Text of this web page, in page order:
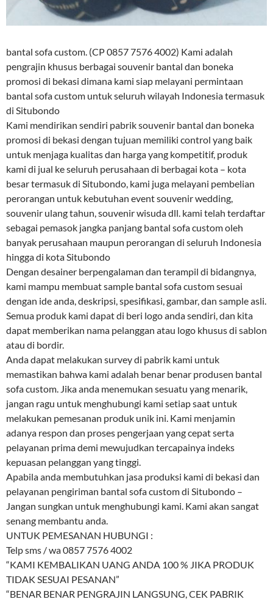
bantal sofa custom. (CP 0857 7576 4002) Kami adalah
pengrajin khusus berbagai souvenir bantal dan boneka
promosi di bekasi dimana kami siap melayani permintaan
bantal sofa custom untuk seluruh wilayah Indonesia termasuk
di Situbondo
Kami mendirikan sendiri pabrik souvenir bantal dan boneka
promosi di bekasi dengan tujuan memiliki control yang baik
untuk menjaga kualitas dan harga yang kompetitif, produk
kami di jual ke seluruh perusahaan di berbagai kota – kota
besar termasuk di Situbondo, kami juga melayani pembelian
perorangan untuk kebutuhan event souvenir wedding,
souvenir ulang tahun, souvenir wisuda dll. kami telah terdaftar
sebagai pemasok jangka panjang bantal sofa custom oleh
banyak perusahaan maupun perorangan di seluruh Indonesia
hingga di kota Situbondo
Dengan desainer berpengalaman dan terampil di bidangnya,
kami mampu membuat sample bantal sofa custom sesuai
dengan ide anda, deskripsi, spesifikasi, gambar, dan sample asli.
Semua produk kami dapat di beri logo anda sendiri, dan kita
dapat memberikan nama pelanggan atau logo khusus di sablon
atau di bordir.
Anda dapat melakukan survey di pabrik kami untuk
memastikan bahwa kami adalah benar benar produsen bantal
sofa custom. Jika anda menemukan sesuatu yang menarik,
jangan ragu untuk menghubungi kami setiap saat untuk
melakukan pemesanan produk unik ini. Kami menjamin
adanya respon dan proses pengerjaan yang cepat serta
pelayanan prima demi mewujudkan tercapainya indeks
kepuasan pelanggan yang tinggi.
Apabila anda membutuhkan jasa produksi kami di bekasi dan
pelayanan pengiriman bantal sofa custom di Situbondo –
Jangan sungkan untuk menghubungi kami. Kami akan sangat
senang membantu anda.
UNTUK PEMESANAN HUBUNGI :
Telp sms / wa 0857 7576 4002
“KAMI KEMBALIKAN UANG ANDA 100 % JIKA PRODUK
TIDAK SESUAI PESANAN”
“BENAR BENAR PENGRAJIN LANGSUNG, CEK PABRIK